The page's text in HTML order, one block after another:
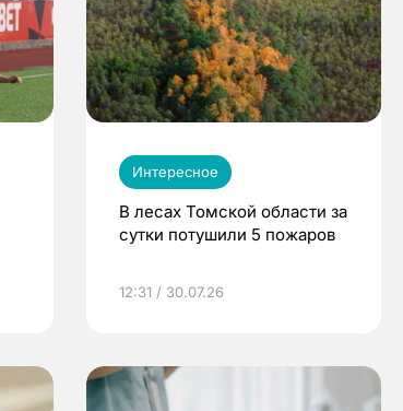
Интересное
В лесах Томской области за
сутки потушили 5 пожаров
12:31 / 30.07.26